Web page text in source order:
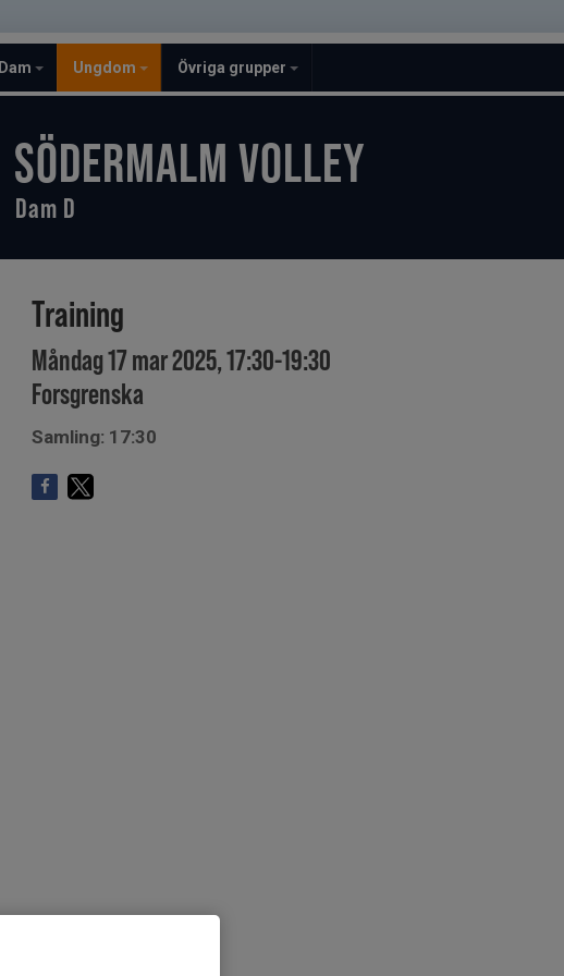
Dam Ungdom Övriga grupper
SÖDERMALM VOLLEY
Dam D
Training
Måndag 17 mar 2025, 17:30-19:30
Forsgrenska
Samling: 17:30